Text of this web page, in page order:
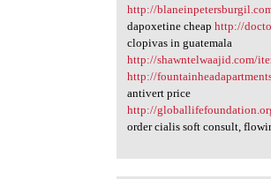
http://
dapoxetine cheap http://
clopivas in guatemala
http://shawntelwaajid.com/
http://
antivert price
http://
order cialis soft consult,